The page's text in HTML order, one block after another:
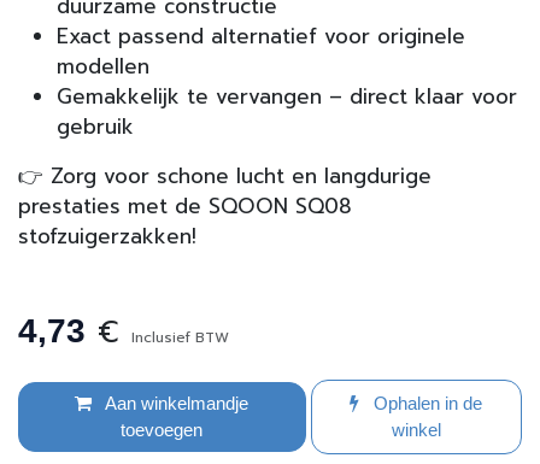
duurzame constructie
Exact passend alternatief voor originele
modellen
Gemakkelijk te vervangen – direct klaar voor
gebruik
👉 Zorg voor schone lucht en langdurige
prestaties met de SQOON SQ08
stofzuigerzakken!
4,73 € Inclusief BTW
Aan winkelmandje
toevoegen
Ophalen in de
winkel